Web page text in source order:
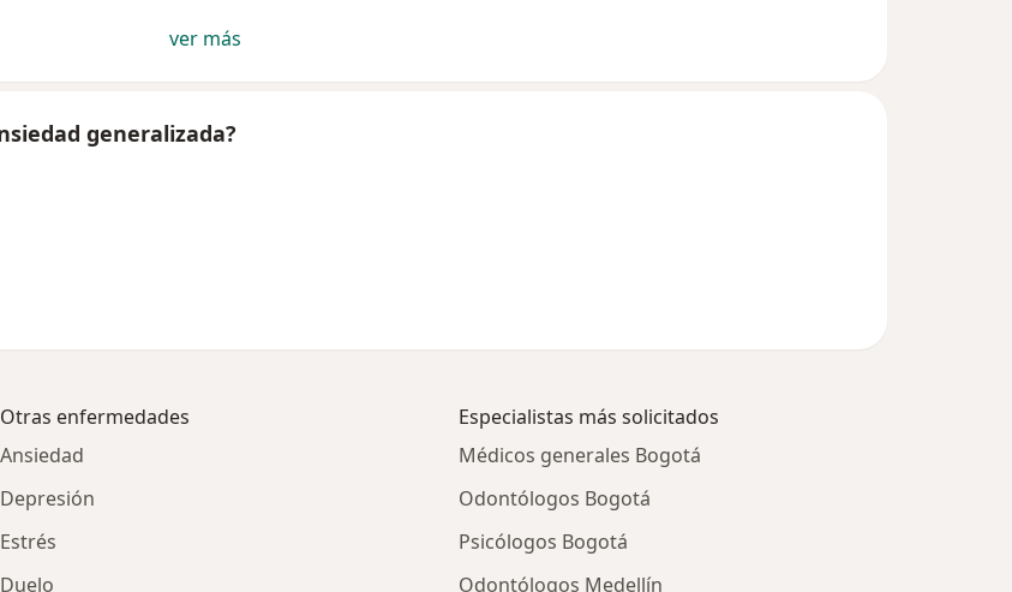
ver más
generalizada?
Otras enfermedades
Ansiedad
Depresión
Estrés
Duelo
Especialistas más solicitados
Médicos generales Bogotá
Odontólogos Bogotá
Psicólogos Bogotá
Odontólogos Medellín